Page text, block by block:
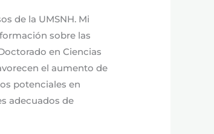
de la UMSNH. Mi
sobre las
en Ciencias
el aumento de
potenciales en
adecuados de